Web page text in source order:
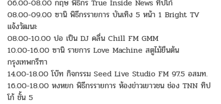
06.00-08.00 กฤษ พิธีกร True Inside News ทิปโก้
08.00-09.00 ซานิ พิธีกรรายการ บันเทิง 5 หน้า 1 Bright TV
แจ้งวัฒนะ
08.00-10.00 ปอ เป็น DJ คลื่น Chill FM GMM
10.00-16.00 ซานิ รายการ Love Machine สตูไม้ยืนต้น
กรุงเทพกรีฑา
14.00-18.00 โบ๊ท กิจกรรม Seed Live Studio FM 97.5 อสมท.
16.00-18.00 หงหยก พิธีกรรายการ ห้องข่าวเยาวชน ช่อง TNN ทิป
โก้ ชั้น 5